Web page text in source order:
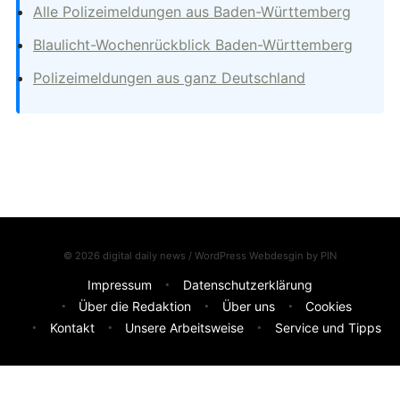
Alle Polizeimeldungen aus Baden-Württemberg
Blaulicht-Wochenrückblick Baden-Württemberg
Polizeimeldungen aus ganz Deutschland
© 2026 digital daily news / WordPress Webdesgin by PIN
Impressum
Datenschutzerklärung
Über die Redaktion
Über uns
Cookies
Kontakt
Unsere Arbeitsweise Service und Tipps